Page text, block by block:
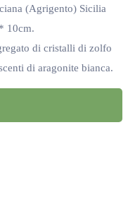
(Agrigento) Sicilia
* 10cm.
di cristalli di zolfo
di aragonite bianca.